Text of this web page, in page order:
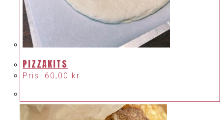
PIZZAKITS
Pris: 60,00 kr.